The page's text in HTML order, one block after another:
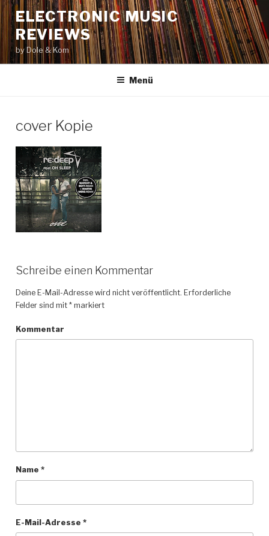
Zum
Inhalt
springen
ELECTRONIC MUSIC
REVIEWS
by Dole & Kom
Menü
cover Kopie
Schreibe einen Kommentar
Deine E-Mail-Adresse wird nicht veröffentlicht. Erforderliche
Felder sind mit *markiert
Kommentar
Name *
E-Mail-Adresse *